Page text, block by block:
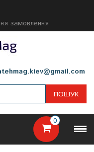
замовлення
0
ПОШУК